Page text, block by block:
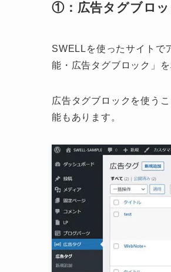
①：広告タグブロッ
SWELLを使ったサイトで
能・広告タグブロック」を
広告タグブロックを使う
能もあります。